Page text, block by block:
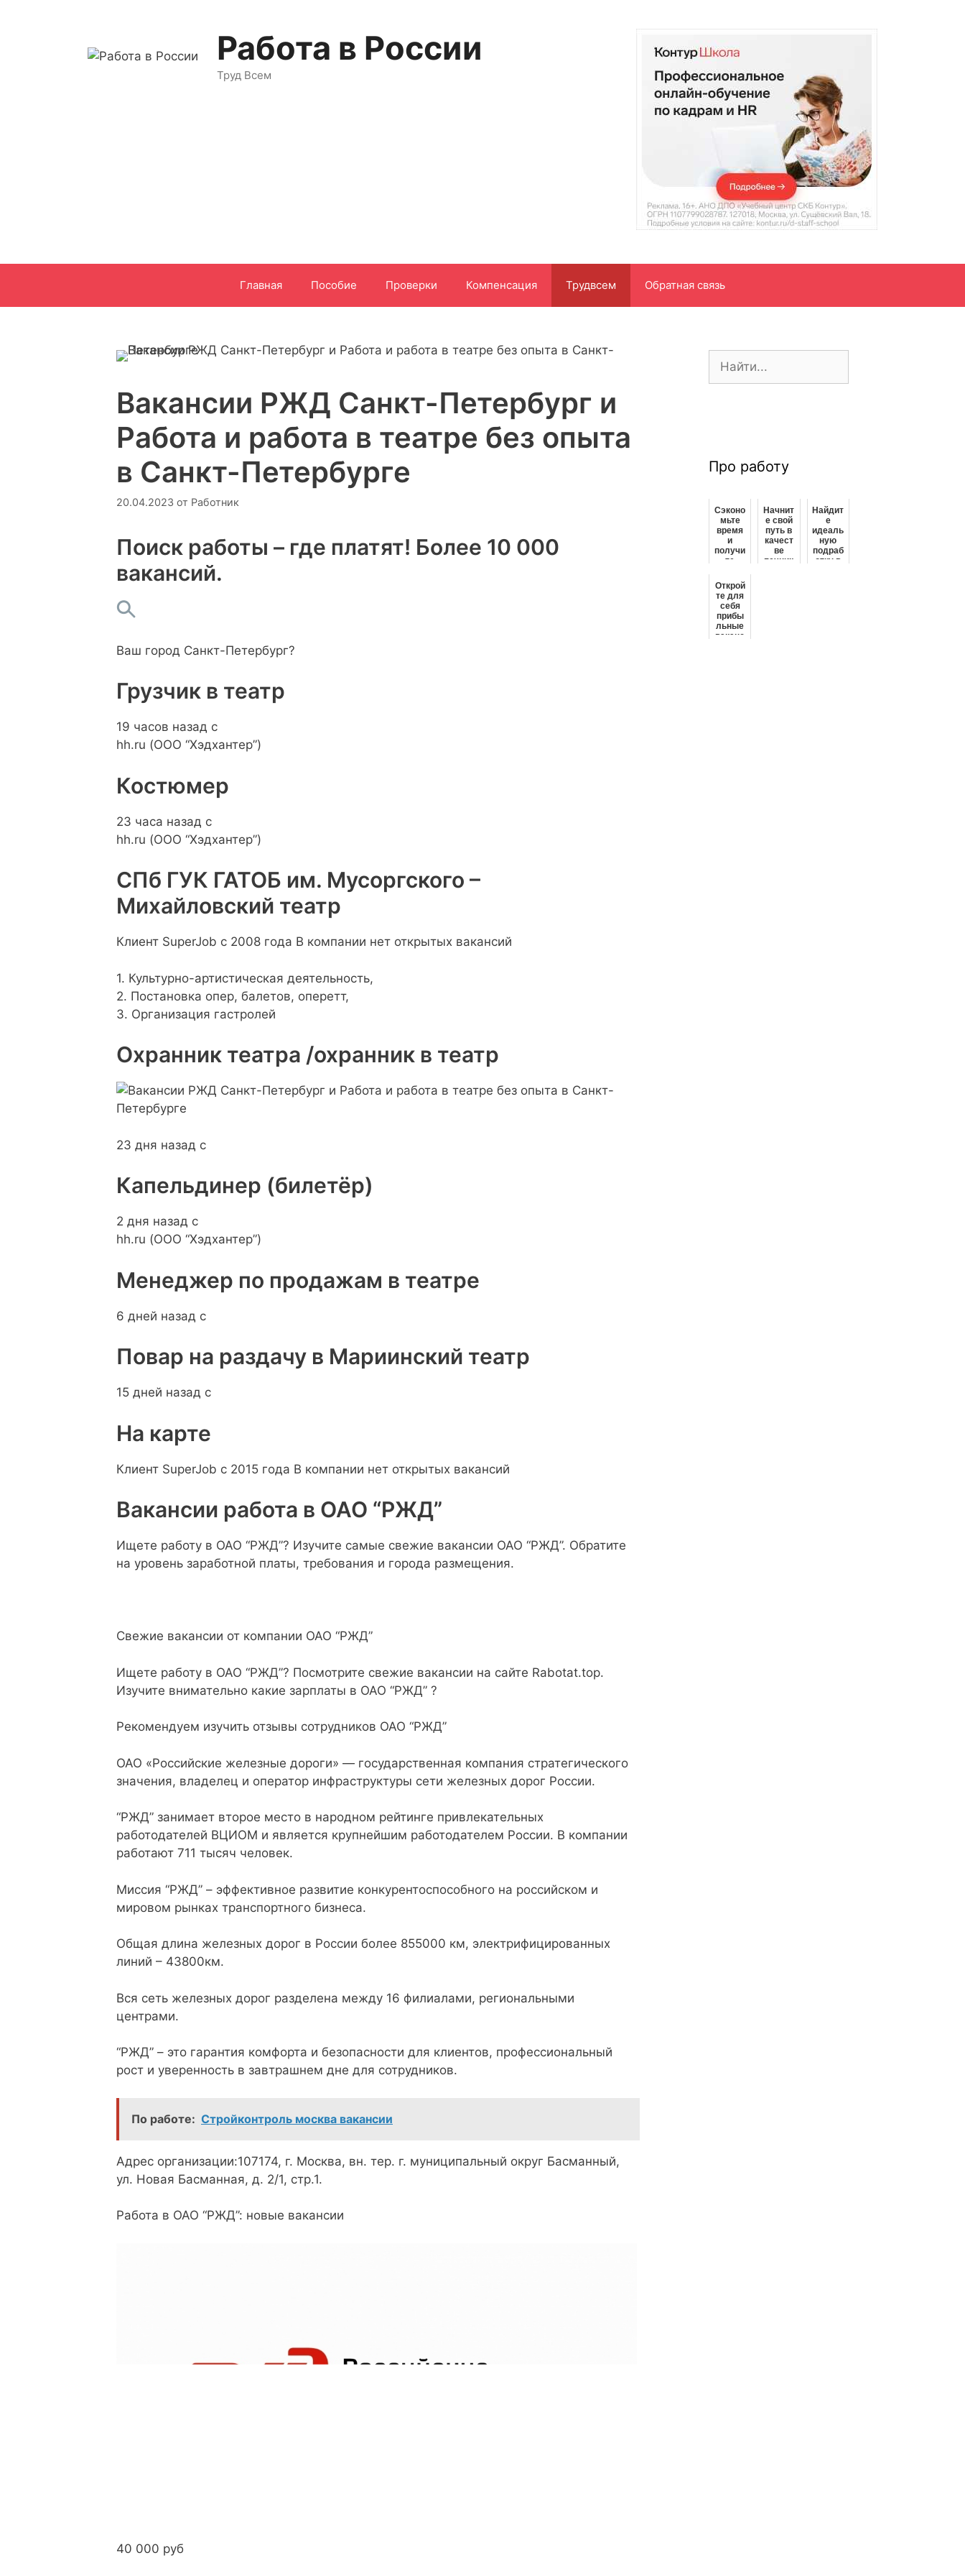
Работа в России
Труд Всем
Главная Пособие Проверки Компенсация Трудвсем Обратная связь
Вакансии РЖД Санкт-Петербург и
Работа и работа в театре без опыта
в Санкт-Петербурге
20.04.2023 от Работник
Поиск работы – где платят! Более 10 000
вакансий.
Ваш город Санкт-Петербург?
Грузчик в театр
19 часов назад с
hh.ru (ООО “Хэдхантер”)
Костюмер
23 часа назад с
hh.ru (ООО “Хэдхантер”)
СПб ГУК ГАТОБ им. Мусоргского –
Михайловский театр
Клиент SuperJob с 2008 года В компании нет открытых вакансий
1. Культурно-артистическая деятельность,
2. Постановка опер, балетов, оперетт,
3. Организация гастролей
Охранник театра /охранник в театр
23 дня назад с
Капельдинер (билетёр)
2 дня назад с
hh.ru (ООО “Хэдхантер”)
Менеджер по продажам в театре
6 дней назад с
Повар на раздачу в Мариинский театр
15 дней назад с
На карте
Клиент SuperJob с 2015 года В компании нет открытых вакансий
Вакансии работа в ОАО “РЖД”
Ищете работу в ОАО “РЖД”? Изучите самые свежие вакансии ОАО “РЖД”. Обратите
на уровень заработной платы, требования и города размещения.
Свежие вакансии от компании ОАО “РЖД”
Ищете работу в ОАО “РЖД”? Посмотрите свежие вакансии на сайте Rabotat.top.
Изучите внимательно какие зарплаты в ОАО “РЖД” ?
Рекомендуем изучить отзывы сотрудников ОАО “РЖД”
ОАО «Российские железные дороги» — государственная компания стратегического
значения, владелец и оператор инфраструктуры сети железных дорог России.
“РЖД” занимает второе место в народном рейтинге привлекательных
работодателей ВЦИОМ и является крупнейшим работодателем России. В компании
работают 711 тысяч человек.
Миссия “РЖД” – эффективное развитие конкурентоспособного на российском и
мировом рынках транспортного бизнеса.
Общая длина железных дорог в России более 855000 км, электрифицированных
линий – 43800км.
Вся сеть железных дорог разделена между 16 филиалами, региональными
центрами.
“РЖД” – это гарантия комфорта и безопасности для клиентов, профессиональный
рост и уверенность в завтрашнем дне для сотрудников.
По работе: Стройконтроль москва вакансии
Адрес организации:107174, г. Москва, вн. тер. г. муниципальный округ Басманный,
ул. Новая Басманная, д. 2/1, стр.1.
Работа в ОАО “РЖД”: новые вакансии
40 000 руб
Про работу
Сэконо
мьте
время
и
получи
те
своей
мечты
с
помощ
ью
этих
Начнит
е свой
путь в
качест
ве
печник
Найдит
е
идеаль
ную
подраб
отку в
Открой
те для
себя
прибы
льные
ваканс